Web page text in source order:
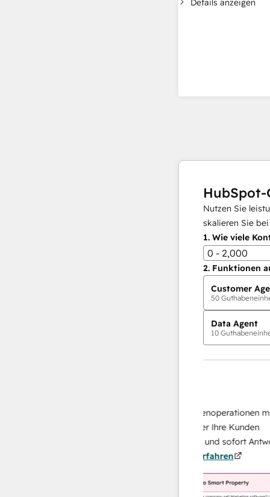
Details anzeigen
HubSpot-
Nutzen Sie
skalieren Sie
1. Wie viele
0 - 2,000
2. Funktionen
Customer
50
Data Agent
10
Skalieren Sie Ihrer Datenoperationen mit
KI-gestützten Agent, der Ihre Kunden
recherchiert, analysiert und sofort Antworten
Mehr erfahren